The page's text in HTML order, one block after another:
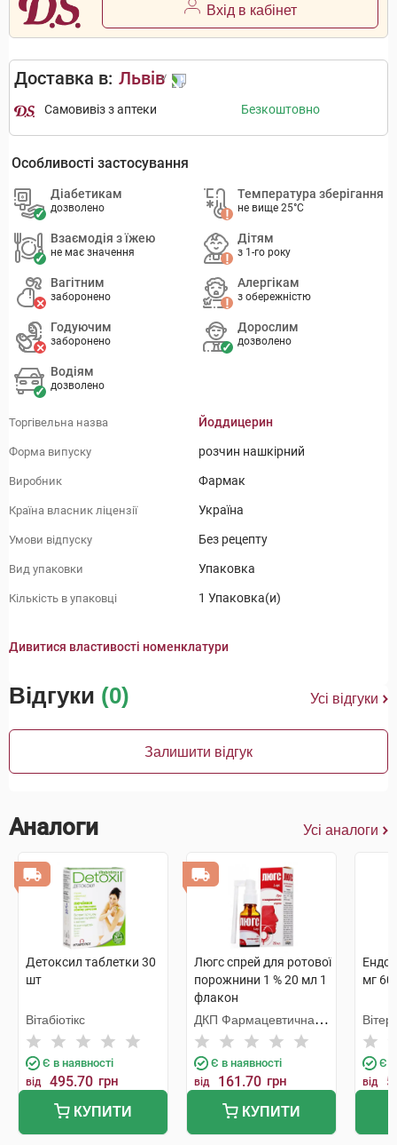
Вхід в кабінет
Доставка в: Львів
Самовивіз з аптеки Безкоштовно
Особливості застосування
Діабетикам
дозволено
Температура зберігання
не вище 25°C
Взаємодія з їжею
не має значення
Дітям
з 1-го року
Вагітним
заборонено
Алергікам
з обережністю
Годуючим
заборонено
Дорослим
дозволено
Водіям
дозволено
Торгівельна назва Йоддицерин
Форма випуску розчин нашкірний
Виробник Фармак
Країна власник ліцензії Україна
Умови відпуску Без рецепту
Вид упаковки Упаковка
Кількість в упаковці 1 Упаковка(и)
Дивитися властивості номенклатури
Відгуки (0) Усі відгуки
Залишити відгук
Аналоги Усі аналоги
Детоксил таблетки 30
шт
Вітабіотікс
Є в наявності
від 495.70 грн
КУПИТИ
Люгс спрей для ротової
порожнини 1 % 20 мл 1
флакон
ДКП Фармацевтична
фабрика
Є в наявності
від 161.70 грн
КУПИТИ
мг
Є в
від